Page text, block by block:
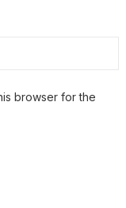
browser for the